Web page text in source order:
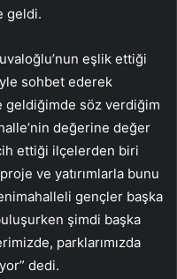
geldi.
eşlik ettiği
sohbet ederek
geldiğimde söz verdiğim
değerine değer
ettiği ilçelerden biri
ve yatırımlarla bunu
gençler başka
şimdi başka
parklarımızda
dedi.